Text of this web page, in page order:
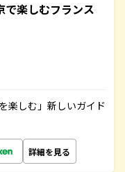
楽しむフランス
楽しむ」新しいガイド
詳細を見る